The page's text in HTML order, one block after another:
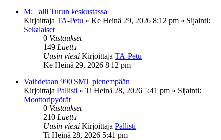
M: Talli Turun keskustassa
Kirjoittaja TA-Petu » Ke Heinä 29, 2026 8:12 pm » Sijainti:
Sekalaiset
0 Vastaukset
149 Luettu
Uusin viesti Kirjoittaja TA-Petu
Ke Heinä 29, 2026 8:12 pm
Vaihdetaan 990 SMT pienempään
Kirjoittaja Pallisti » Ti Heinä 28, 2026 5:41 pm » Sijainti:
Moottoripyörät
0 Vastaukset
210 Luettu
Uusin viesti Kirjoittaja Pallisti
Ti Heinä 28, 2026 5:41 pm